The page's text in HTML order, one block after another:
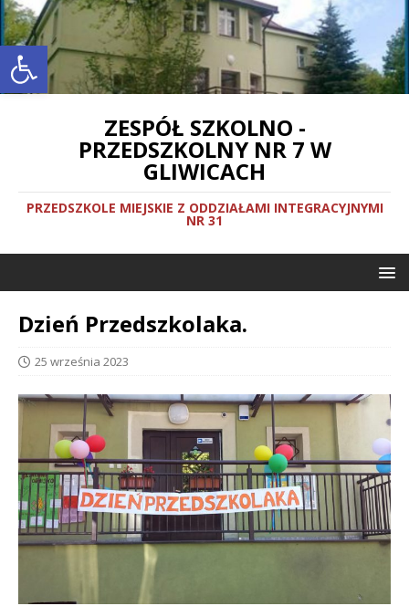
Otwórz pasek narzędzi
ZESPÓŁ SZKOLNO -
PRZEDSZKOLNY NR 7 W
GLIWICACH
PRZEDSZKOLE MIEJSKIE Z ODDZIAŁAMI INTEGRACYJNYMI
NR 31
Dzień Przedszkolaka.
25 września 2023